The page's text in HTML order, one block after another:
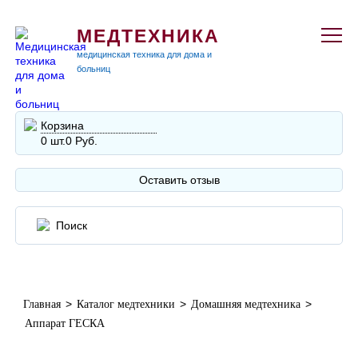
МЕДТЕХНИКА
медицинская техника для дома и
больниц
Корзина
0 шт.0 Руб.
Оставить отзыв
Главная > Каталог медтехники > Домашняя медтехника >
Аппарат ГЕСКА